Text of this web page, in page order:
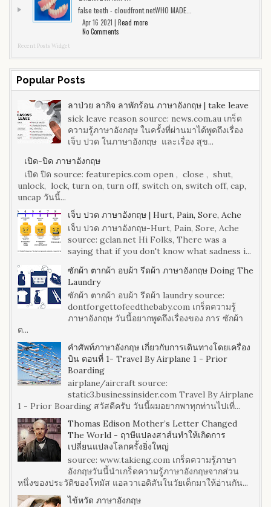
false teeth - cloudfront.netWHO MADE...
Apr 16 2021 | Read more
No Comments
Recent Posts Widget
Popular Posts
ลาป่วย ลากิจ ลาพักร้อน ภาษาอังกฤษ | take leave
sick leave reason source: news.com.au เกร็ด
ความรู้ภาษาอังกฤษ ในครั้งที่ผ่านมาได้พูดถึงเรื่อง
เจ็บ ปวด ในภาษาอังกฤษ และเรื่อง สุข...
เปิด-ปิด ภาษาอังกฤษ
เปิด ปิด source: featurepics.com open , close , shut,
unlock, lock, turn on, turn off, switch on, switch off, cap,
uncap วันนี้...
เจ็บ ปวด ภาษาอังกฤษ | Hurt, Pain, Sore, Ache
เจ็บ ปวด ภาษาอังกฤษ-Hurt, Pain, Sore, Ache
source: gclan.net Hi Folks, There was a
saying that if you don't know what sadness i...
ซักผ้า ตากผ้า อบผ้า รีดผ้า ภาษาอังกฤษ Doing The
Laundry
ซักผ้า ตากผ้า อบผ้า รีดผ้า laundry source:
dontforgettofeedthebaby.com เกร็ดความรู้
ภาษาอังกฤษ วันนี้อยากพูดถึงเรื่องของ การ ซักผ้า
ต...
คำศัพท์ภาษาอังกฤษ เกี่ยวกับการเดินทางโดยเครื่อง
บิน ตอนที่ 1- Travel By Airplane 1 - Prior
Boarding
airplane/aircraft source:
static3.businessinsider.com Travel By Airplane
1 - Prior Boarding สวัสดีครับ วันนี้ผมอยากพาทุกท่านไปเที่...
Thomas Edison Mother’s Letter Changed
The World - ฤาษีแปลงสาส์นทำให้เกิดการ
เปลี่ยนแปลงโลกครั้งยิ่งใหญ่
source: www.takieng.com เกร็ดความรู้ภาษา
อังกฤษวันนี้นำเกร็ดความรู้ภาษาอังกฤษจากส่วน
หนึ่งของประวัติของโทมัส แอลวาเอดิสันในวัยเด็กมาให้อ่านกัน...
ไข้หวัด ภาษาอังกฤษ